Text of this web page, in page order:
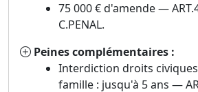
75 000 € d'amende —
C.PENAL.
Peines complémentaires :
Interdiction droits
famille : jusqu'à 5 ans —